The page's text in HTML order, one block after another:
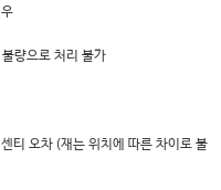
량으로 처리 불가
티 오차 (재는 위치에 따른 차이로 불